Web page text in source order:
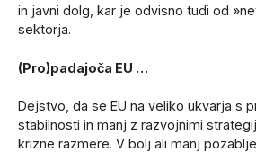
in javni dolg, kar je odvisno tudi od
sektorja.
(Pro)padajoča EU …
Dejstvo, da se EU na veliko ukvarja s
stabilnosti in manj z razvojnimi
krizne razmere. V bolj ali manj